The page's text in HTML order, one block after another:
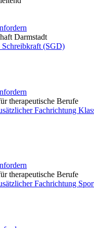
Darmstadt
Schreibkraft (SGD)
therapeutische Berufe
Fachrichtung
therapeutische Berufe
Fachrichtung